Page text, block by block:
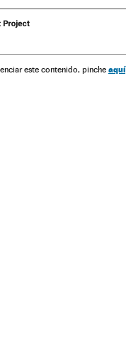
Candidaturas políticas
Podemos Eleições
este contenido, pinche aquí